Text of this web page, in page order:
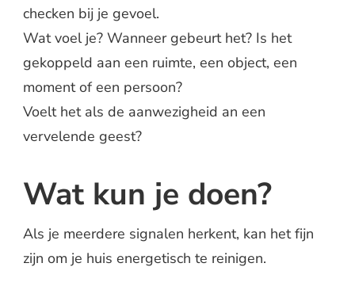
checken bij je gevoel.
Wat voel je? Wanneer gebeurt het? Is het
gekoppeld aan een ruimte, een object, een
moment of een persoon?
Voelt het als de aanwezigheid an een
vervelende geest?
Wat kun je doen?
Als je meerdere signalen herkent, kan het fijn
zijn om je huis energetisch te reinigen.